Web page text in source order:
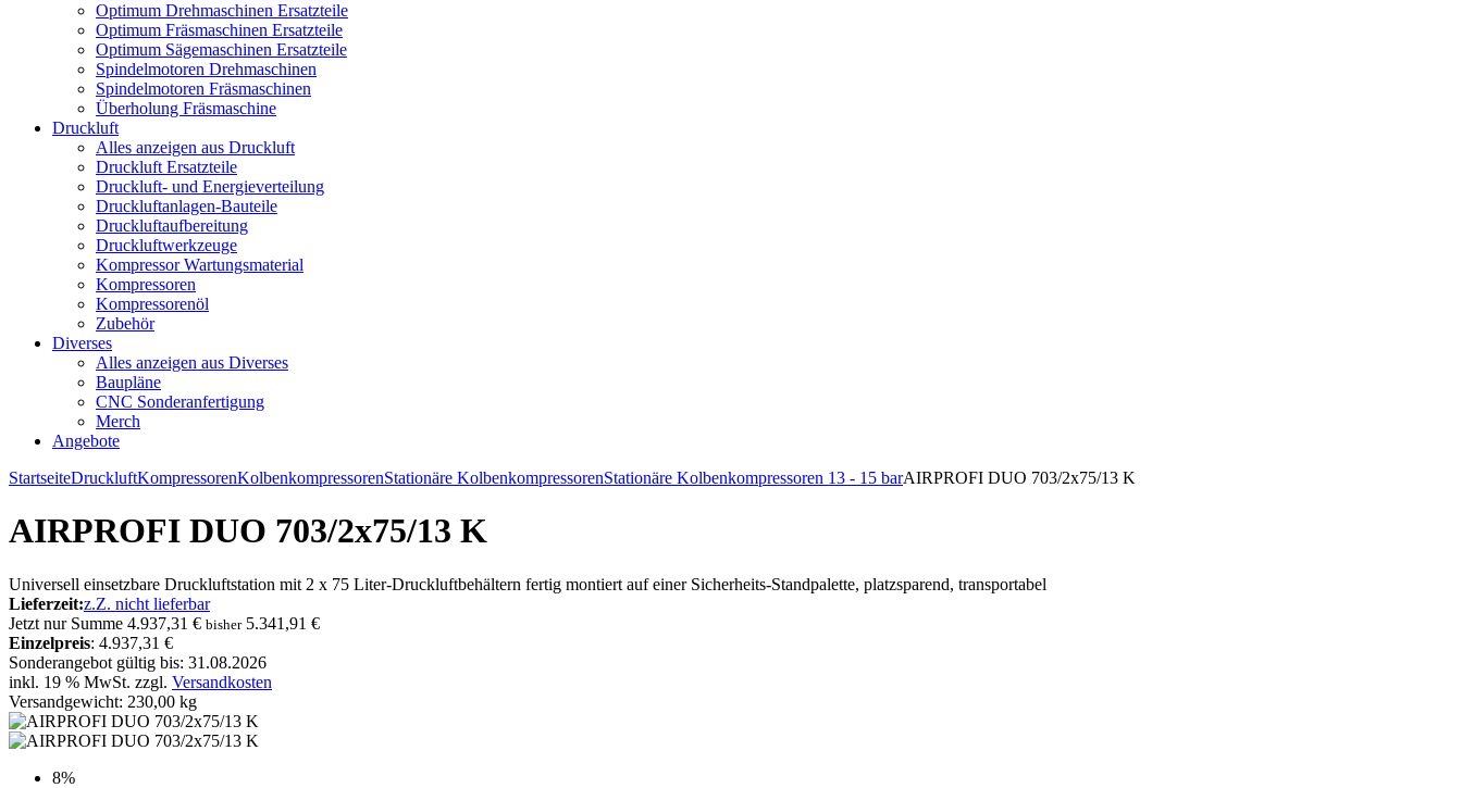
Optimum Drehmaschinen Ersatzteile
Optimum Fräsmaschinen Ersatzteile
Optimum Sägemaschinen Ersatzteile
Spindelmotoren Drehmaschinen
Spindelmotoren Fräsmaschinen
Überholung Fräsmaschine
Druckluft
Alles anzeigen aus Druckluft
Druckluft Ersatzteile
Druckluft- und Energieverteilung
Druckluftanlagen-Bauteile
Druckluftaufbereitung
Druckluftwerkzeuge
Kompressor Wartungsmaterial
Kompressoren
Kompressorenöl
Zubehör
Diverses
Alles anzeigen aus Diverses
Baupläne
CNC Sonderanfertigung
Merch
Angebote
StartseiteDruckluftKompressorenKolbenkompressorenStationäre KolbenkompressorenStationäre Kolbenkompressoren 13 - 15 barAIRPROFI DUO 703/2x75/13 K
AIRPROFI DUO 703/2x75/13 K
Universell einsetzbare Druckluftstation mit 2 x 75 Liter-Druckluftbehältern fertig montiert auf einer Sicherheits-Standpalette, platzsparend, transportabel
Lieferzeit:z.Z. nicht lieferbar
Jetzt nur Summe 4.937,31 € bisher5.341,91 €
Einzelpreis: 4.937,31 €
Sonderangebot gültig bis: 31.08.2026
inkl. 19 % MwSt. zzgl. Versandkosten
Versandgewicht: 230,00 kg
8%